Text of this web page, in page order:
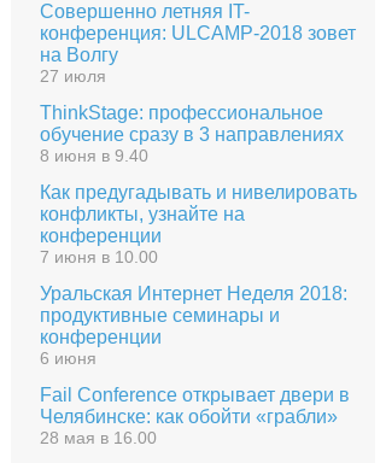
Совершенно летняя IT-
конференция: ULCAMP-2018 зовет
на Волгу
27 июля
ThinkStage: профессиональное
обучение сразу в 3 направлениях
8 июня в 9.40
Как предугадывать и нивелировать
конфликты, узнайте на
конференции
7 июня в 10.00
Уральская Интернет Неделя 2018:
продуктивные семинары и
конференции
6 июня
Fail Conference открывает двери в
Челябинске: как обойти «грабли»
28 мая в 16.00